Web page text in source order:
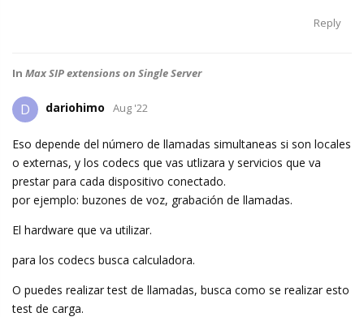
Reply
In Max SIP extensions on Single Server
D dariohimo Aug '22
Eso depende del número de llamadas simultaneas si son locales
o externas, y los codecs que vas utlizara y servicios que va
prestar para cada dispositivo conectado.
por ejemplo: buzones de voz, grabación de llamadas.
El hardware que va utilizar.
para los codecs busca calculadora.
O puedes realizar test de llamadas, busca como se realizar esto
test de carga.